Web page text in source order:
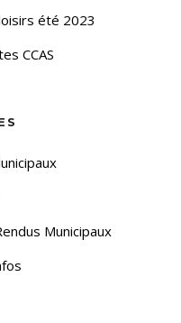
été 2023
CCAS
Municipaux